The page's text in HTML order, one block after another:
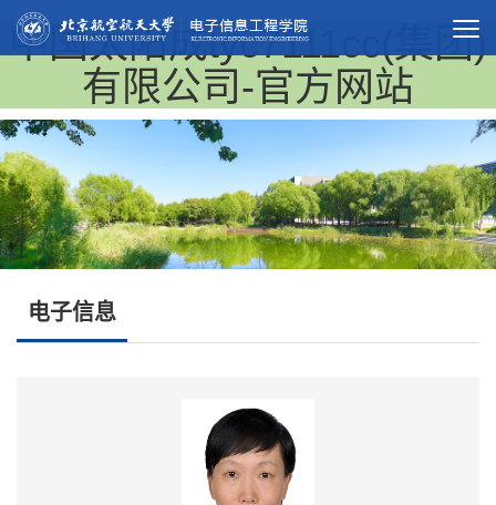
中国太阳成tyc7111cc(集团)
有限公司-官方网站
电子信息